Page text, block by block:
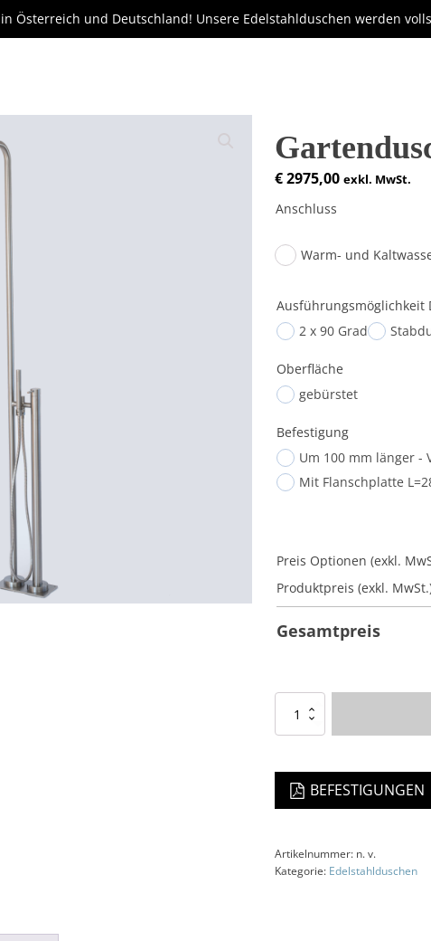
Österreich und Deutschland! Unsere Edelstahlduschen werden
€2975,00 exkl. MwSt.
Anschluss
Warm- und
Ausführungsmöglichkeit
2 x 90 Grad
Oberfläche
gebürstet
Befestigung
Um 100 mm länger -
Mit Flanschplatte
Preis Optionen (exkl.
Produktpreis (exkl.
Gesamtpreis
Gartendusche
Regenmacher
BEFESTIGUNGEN
Artikelnummer: n. v.
Kategorie: Edelstahlduschen